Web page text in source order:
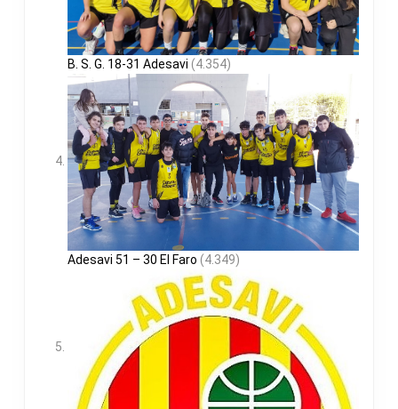
B. S. G. 18-31 Adesavi (4.354)
Adesavi 51 – 30 El Faro (4.349)